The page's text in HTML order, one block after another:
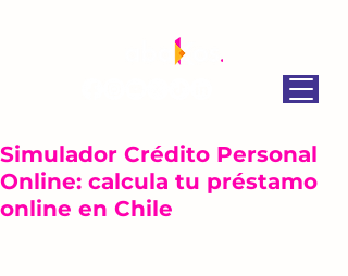
Simulador Crédito Personal
Online: calcula tu préstamo
online en Chile